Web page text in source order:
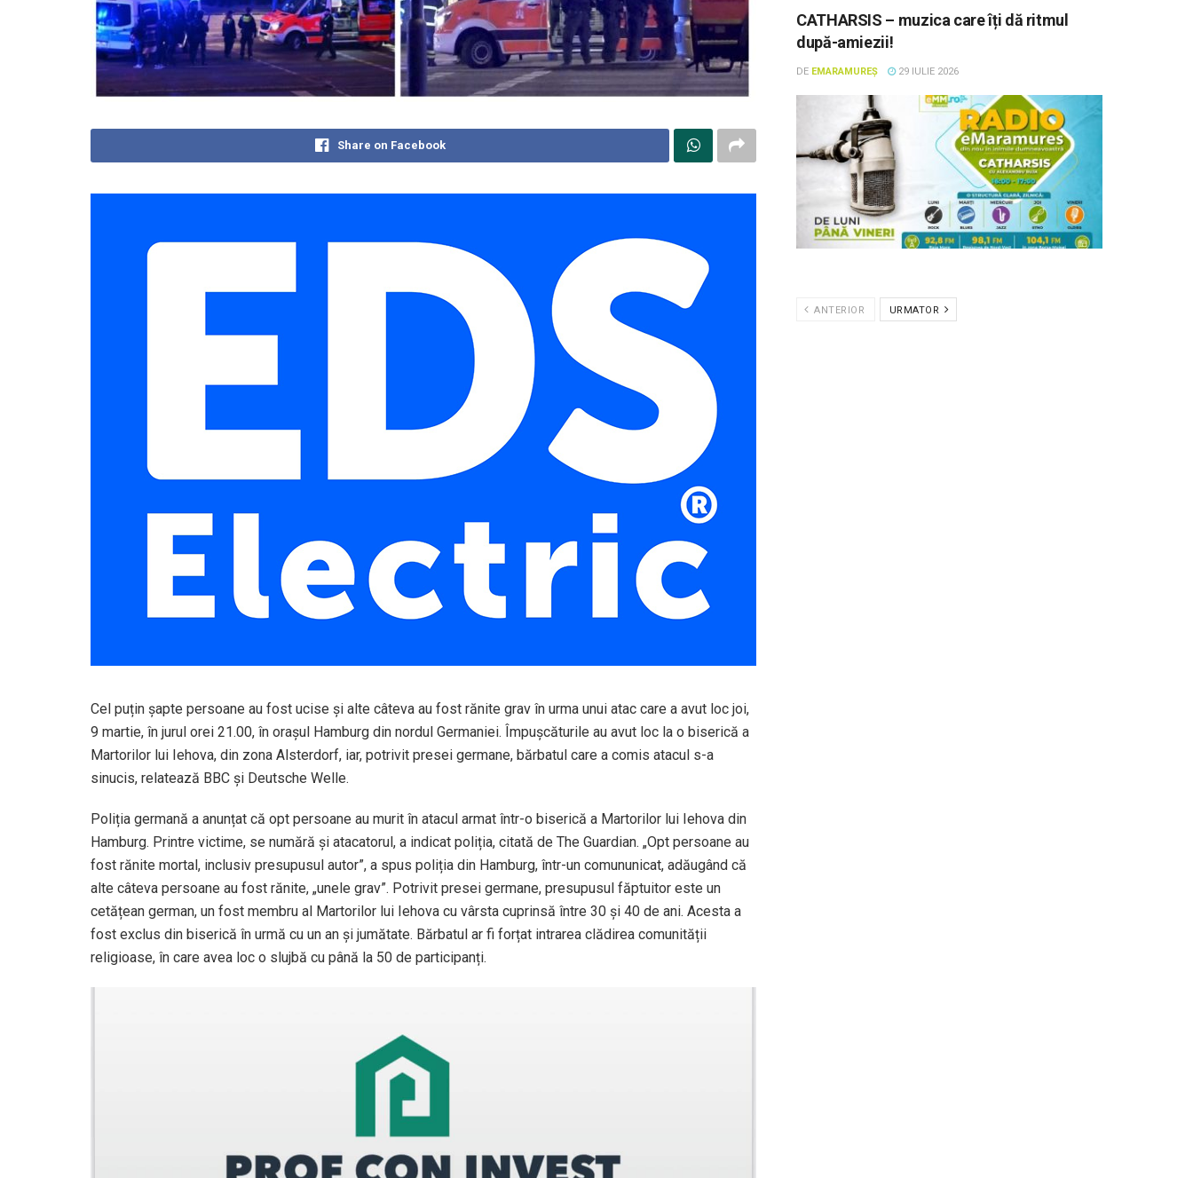
Share on Facebook
Cel puțin șapte persoane au fost ucise și alte câteva au fost rănite grav în urma unui atac care a avut loc joi,
9 martie, în jurul orei 21.00, în orașul Hamburg din nordul Germaniei. Împușcăturile au avut loc la o biserică a
Martorilor lui Iehova, din zona Alsterdorf, iar, potrivit presei germane, bărbatul care a comis atacul s-a
sinucis, relatează BBC și Deutsche Welle.
Poliția germană a anunțat că opt persoane au murit în atacul armat într-o biserică a Martorilor lui Iehova din
Hamburg. Printre victime, se numără și atacatorul, a indicat poliția, citată de The Guardian. „Opt persoane au
fost rănite mortal, inclusiv presupusul autor”, a spus poliția din Hamburg, într-un comununicat, adăugând că
alte câteva persoane au fost rănite, „unele grav”. Potrivit presei germane, presupusul făptuitor este un
cetățean german, un fost membru al Martorilor lui Iehova cu vârsta cuprinsă între 30 și 40 de ani. Acesta a
fost exclus din biserică în urmă cu un an și jumătate. Bărbatul ar fi forțat intrarea clădirea comunității
religioase, în care avea loc o slujbă cu până la 50 de participanți.
CATHARSIS – muzica care îți dă ritmul
după-amiezii!
DE EMARAMUREȘ 29 IULIE 2026
ANTERIOR URMATOR